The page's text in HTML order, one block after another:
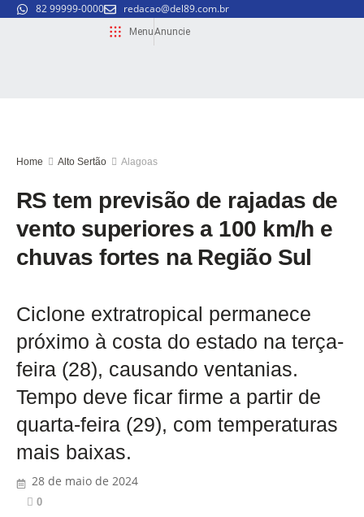
82 99999-0000 redacao@del89.com.br
MenuAnuncie
Home Alto Sertão Alagoas
RS tem previsão de rajadas de
vento superiores a 100 km/h e
chuvas fortes na Região Sul
Ciclone extratropical permanece
próximo à costa do estado na terça-
feira (28), causando ventanias.
Tempo deve ficar firme a partir de
quarta-feira (29), com temperaturas
mais baixas.
28 de maio de 2024
0